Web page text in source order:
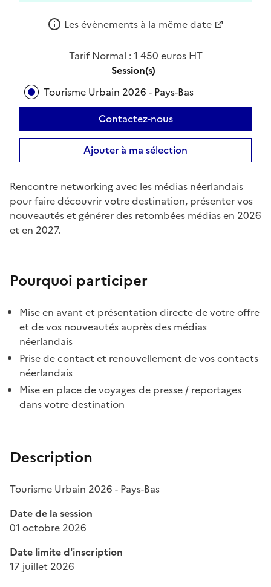
Les évènements à la même date
Tarif Normal : 1 450 euros HT
Session(s)
Tourisme Urbain 2026 - Pays-Bas
Contactez-nous
Ajouter à ma sélection
Rencontre networking avec les médias néerlandais
pour faire découvrir votre destination, présenter vos
nouveautés et générer des retombées médias en 2026
et en 2027.
Pourquoi participer
Mise en avant et présentation directe de votre offre
et de vos nouveautés auprès des médias
néerlandais
Prise de contact et renouvellement de vos contacts
néerlandais
Mise en place de voyages de presse / reportages
dans votre destination
Description
Tourisme Urbain 2026 - Pays-Bas
Date de la session
01 octobre 2026
Date limite d'inscription
17 juillet 2026